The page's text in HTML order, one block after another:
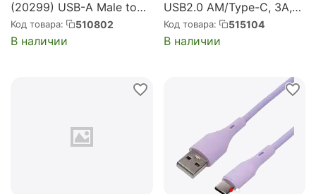
(20299) USB-A Male to
USB-C Male 3.0 3A 90-
Degree Angled Cable.
Длина 1 м. Цвет: черный
Код товара: 510802
В наличии
USB2.0 AM/Type-C, 3А,
18Вт, QC3.0,
силиконовый, медь, 1м,
черный, пакет (CC-
Код товара: 515104
В наличии